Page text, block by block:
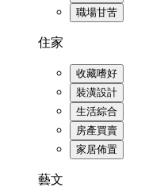
職場甘苦
住家
收藏嗜好
裝潢設計
生活綜合
房產買賣
家居佈置
藝文